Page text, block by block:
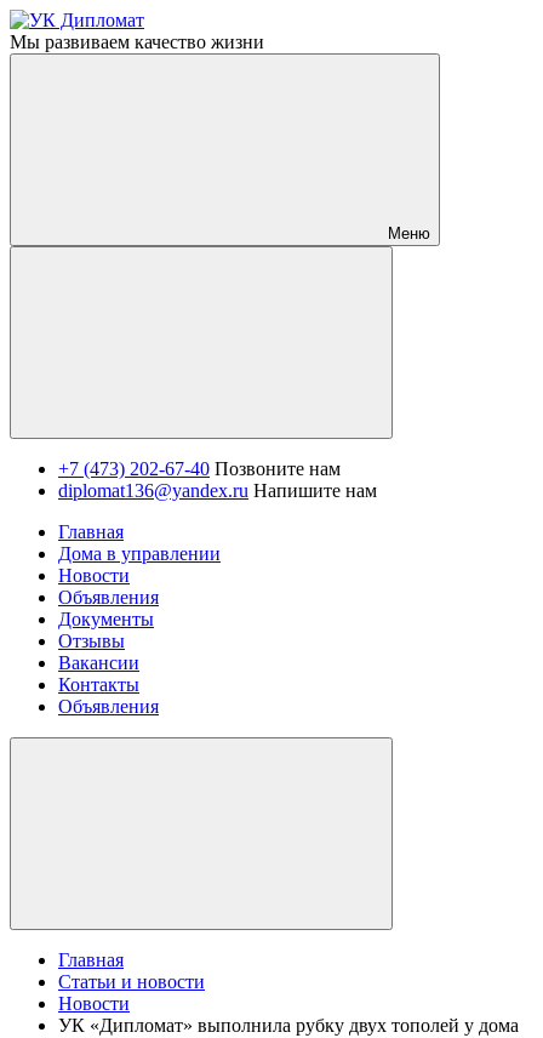
Мы развиваем качество жизни
Меню
+7 (473) 202-67-40 Позвоните нам
diplomat136@yandex.ru Напишите нам
Главная
Дома в управлении
Новости
Объявления
Документы
Отзывы
Вакансии
Контакты
Объявления
Главная
Статьи и новости
Новости
УК «Дипломат» выполнила рубку двух тополей у дома